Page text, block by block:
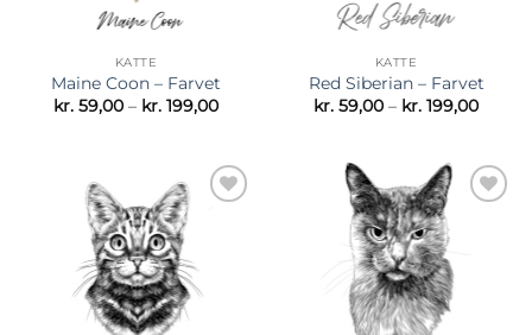
KATTE
Maine Coon – Farvet
kr. 59,00 – kr. 199,00Prisinterval:
KATTE
Red Siberian – Farvet
kr. 59,00 – kr. 199,00
Tilføj til
ønskeliste
Tilføj til
ønskeliste